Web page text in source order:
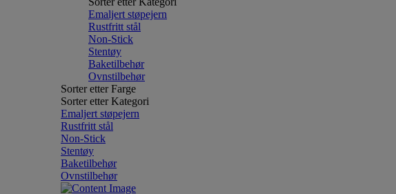
Emaljert støpejern
Rustfritt stål
Non-Stick
Stentøy
Baketilbehør
Ovnstilbehør
Sorter etter Farge
Sorter etter Kategori
Emaljert støpejern
Rustfritt stål
Non-Stick
Stentøy
Baketilbehør
Ovnstilbehør